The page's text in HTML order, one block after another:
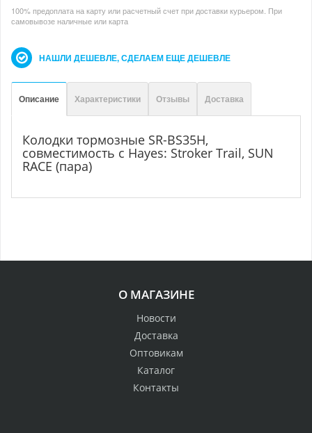
100% предоплата на карту или расчетный счет при доставки курьером. При
самовывозе наличные или карта
НАШЛИ ДЕШЕВЛЕ, СДЕЛАЕМ ЕЩЕ ДЕШЕВЛЕ
Описание Характеристики Отзывы Доставка
Колодки тормозные SR-BS35H,
совместимость с Hayes: Stroker Trail, SUN
RACE (пара)
О МАГАЗИНЕ
Новости
Доставка
Оптовикам
Каталог
Контакты